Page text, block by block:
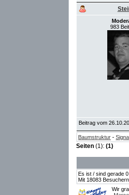
983
Beitrag vom
Baumstruktur -
Seiten (1):(1)
Es ist / sind gerade
Mit 18083
Wir